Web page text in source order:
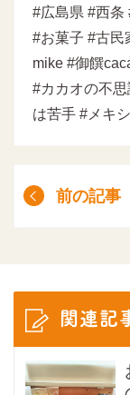
#広島県 #西条
#お菓子 #古民
mike #御饌
#カカオの不
は苦手 #メキ
前の記事
関連記